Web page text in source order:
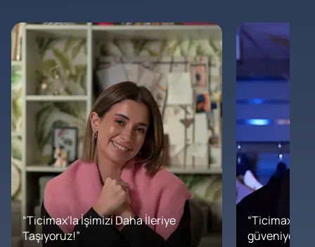
“Ticimax'la İşimizi Daha İleriye
Taşıyoruz!”
“Ticimax'a